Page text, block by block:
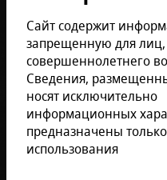
Электронные сигареты SOAK
Электронные сигареты SOAK X
Уточнить раздел
Сайт содержит
запрещенную для
совершеннолетнего
Сведения,
носят исключительно
информационных
предназначены
использования
Электронные